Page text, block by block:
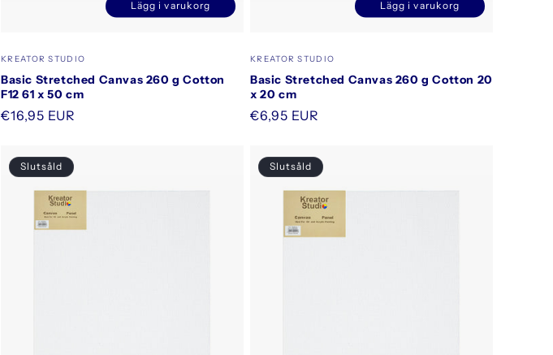
Säljare:
KREATOR STUDIO
Basic Stretched Canvas 260 g Cotton
F12 61 x 50 cm
Ordinarie
€16,95 EUR
Minska
Title
Öka
Title
Lägg i varukorg
Säljare:
KREATOR STUDIO
Basic Stretched Canvas 260 g Cotton 20
x 20 cm
Ordinarie
€6,95 EUR
Minska
Title
Öka
Title
Lägg i varukorg
Slutsåld Slutsåld